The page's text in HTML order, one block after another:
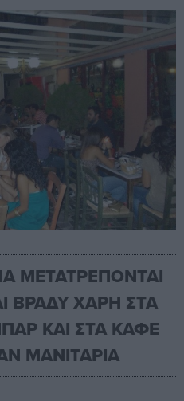
ΜΕΤΑΤΡΕΠΟΝΤΑΙ
ΒΡΑΔΥ ΧΑΡΗ ΣΤΑ
ΚΑΙ ΣΤΑ ΚΑΦΕ
ΜΑΝΙΤΑΡΙΑ